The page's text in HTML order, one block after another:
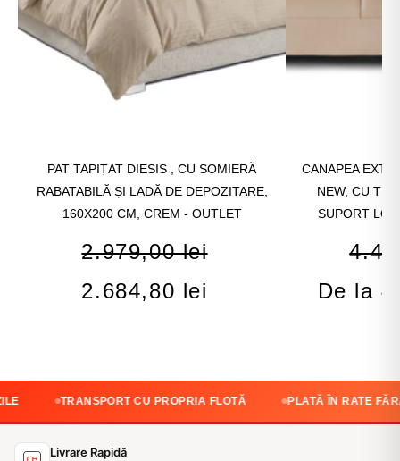
PAT TAPIȚAT DIESIS , CU SOMIERĂ
RABATABILĂ ȘI LADĂ DE DEPOZITARE,
160X200 CM, CREM - OUTLET
2.979,00 lei
2.684,80 lei
CANAPEA
NEW, CU
SUPORT
De la
TRANSPORT CU PROPRIA FLOTĂ PLATĂ ÎN RATE FĂRĂ
Livrare Rapidă